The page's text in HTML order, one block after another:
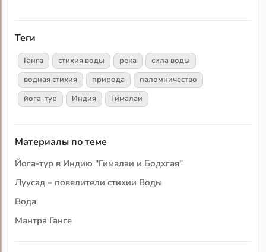
Теги
Ганга стихия воды река
сила воды
водная стихия
природа
паломничество
йога-тур
Индия Гималаи
Материалы по теме
Йога-тур в Индию "Гималаи и Бодхгая"
Луусад – повелители стихии Воды
Вода
Мантра Ганге